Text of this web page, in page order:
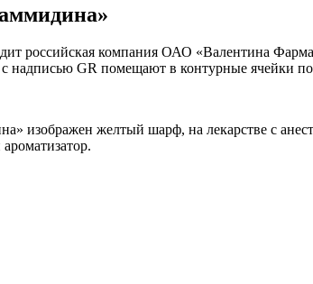
российская компания ОАО «Валентина
надписью GR помещают в контурные ячейки
изображен желтый шарф, на лекарстве с